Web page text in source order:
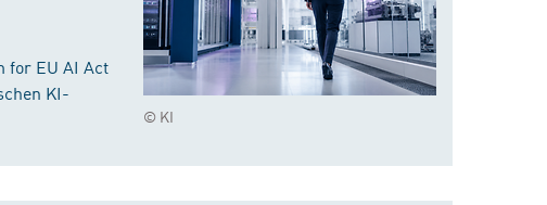
© KI
for EU AI Act
KI-